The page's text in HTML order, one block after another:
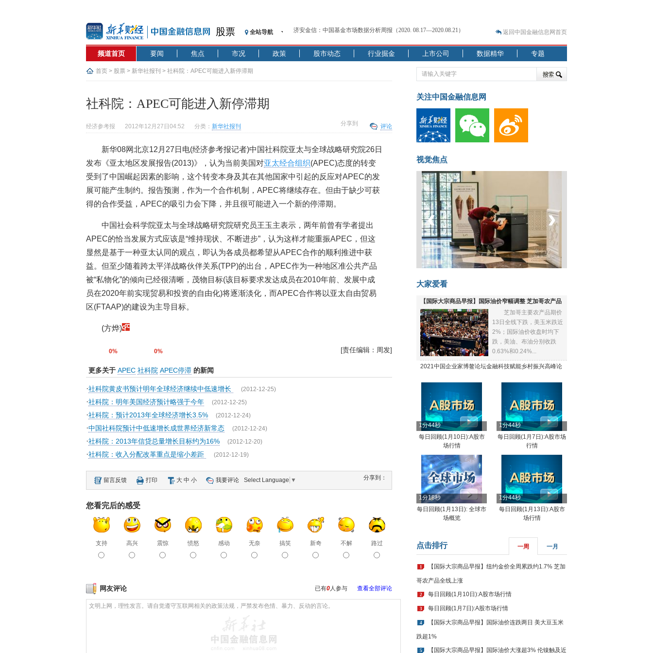
股票 全站导航
【见·闻】疫情下，新加坡旅游业步履维艰
记者手记：疫情下的香港零售业如何浴火重生？
【见·闻】疫情下一家香港传统零售商的转型突围之旅
济安金信：中国基金市场数据分析周报（2020. 07.27—2020.07.31）
央行公开市场净投放300亿元 短端资金利率明显下行
基本面及股市双轮冲击 债市回调十年期债表现最弱
沥青期货连续两日涨逾3% 沪银及两粕涨势喜人
恒生聚源：北斗收官之星发射成功，全产业链解析
济安金信：中国基金市场数据分析周报（2020. 08.17—2020.08.21）
返回中国金融信息网首页
频道首页 要闻 焦点 市况 政策 股市动态 行业掘金 上市公司 数据精华 专题
首页 > 股票 > 新华社报刊 > 社科院：APEC可能进入新停滞期
社科院：APEC可能进入新停滞期
评论
分享到
经济参考报 2012年12月27日04:52 分类： 新华社报刊
新华08网北京12月27日电(经济参考报记者)中国社科院亚太与全球战略研究院26日
发布《亚太地区发展报告(2013)》，认为当前美国对亚太经合组织(APEC)态度的转变
受到了中国崛起因素的影响，这个转变本身及其在其他国家中引起的反应对APEC的发
展可能产生制约。报告预测，作为一个合作机制，APEC将继续存在。但由于缺少可获
得的合作受益，APEC的吸引力会下降，并且很可能进入一个新的停滞期。
中国社会科学院亚太与全球战略研究院研究员王玉主表示，两年前曾有学者提出
APEC的恰当发展方式应该是“维持现状、不断进步”，认为这样才能重振APEC，但这
显然是基于一种亚太认同的观点，即认为各成员都希望从APEC合作的顺利推进中获
益。但至少随着跨太平洋战略伙伴关系(TPP)的出台，APEC作为一种地区准公共产品
被“私物化”的倾向已经很清晰，茂物目标(该目标要求发达成员在2010年前、发展中成
员在2020年前实现贸易和投资的自由化)将逐渐淡化，而APEC合作将以亚太自由贸易
区(FTAAP)的建设为主导目标。
(方烨)
0% 0% [责任编辑：周发]
更多关于 APEC 社科院 APEC停滞 的新闻
·社科院黄皮书预计明年全球经济继续中低速增长 (2012-12-25)
·社科院：明年美国经济预计略强于今年 (2012-12-25)
·社科院：预计2013年全球经济增长3.5% (2012-12-24)
·中国社科院预计中低速增长成世界经济新常态 (2012-12-24)
·社科院：2013年信贷总量增长目标约为16% (2012-12-20)
·社科院：收入分配改革重点是缩小差距 (2012-12-19)
留言反馈 打印 大 中 小 我要评论 Select Language ▼ 分享到：
您看完后的感受
支持 高兴 震惊 愤怒 感动 无奈 搞笑 新奇 不解 路过
网友评论 已有0人参与 查看全部评论
关注中国金融信息网
视觉焦点
菲律宾：防疫降级
‹ ›
大家爱看
【国际大宗商品早报】国际油价窄幅调整 芝加哥农产品
全线下跌
芝加哥主要农产品期价
13日全线下跌，美玉米跌近
2%；国际油价收盘时均下
跌，美油、布油分别收跌
0.63%和0.24%...
2021中国企业家博鳌论坛金融科技赋能乡村振兴高峰论
1分44秒
每日回顾(1月10日):A股市
场行情
1分44秒
每日回顾(1月7日):A股市场
行情
1分18秒
每日回顾(1月13日): 全球市
场概览
1分44秒
每日回顾(1月13日):A股市
场行情
点击排行 一周 一月
1 【国际大宗商品早报】纽约金价全周累跌约1.7% 芝加
哥农产品全线上涨
2 每日回顾(1月10日):A股市场行情
3 每日回顾(1月7日):A股市场行情
4 【国际大宗商品早报】国际油价连跌两日 美大豆玉米
跌超1%
5 【国际大宗商品早报】国际油价大涨超3% 伦镍触及近